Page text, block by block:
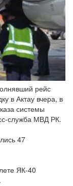
рейс
в Актау вчера, в
системы
служба МВД РК.
47
ЯК-40